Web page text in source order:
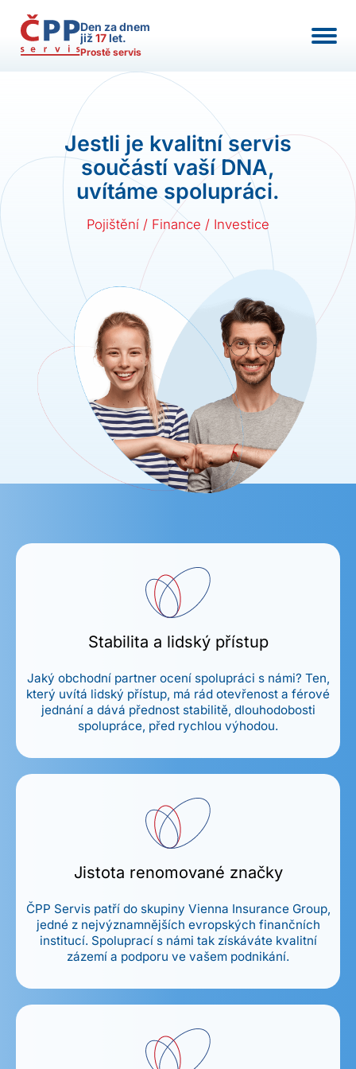
Den za dnem
již17let.
Prostě servis
Jestli je kvalitní servis
součástí vaší DNA,
uvítáme spolupráci.
Pojištění / Finance / Investice
Stabilita a lidský přístup
Jaký obchodní partner ocení spolupráci s námi? Ten,
který uvítá lidský přístup, má rád otevřenost a férové
jednání a dává přednost stabilitě, dlouhodobosti
spolupráce, před rychlou výhodou.
Jistota renomované značky
ČPP Servis patří do skupiny Vienna Insurance Group,
jedné z nejvýznamnějších evropských finančních
institucí. Spoluprací s námi tak získáváte kvalitní
zázemí a podporu ve vašem podnikání.